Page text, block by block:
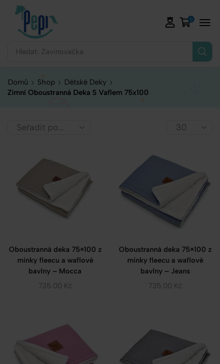
Hledat:
0
Domů Shop
Dětské Deky
Zimní Oboustranná Deka S Vaflem 75x100
Oboustranná deka 75×100 z
minky fleecu a waflové
bavlny – Mocca
735.00 Kč
Oboustranná deka 75×100 z
minky fleecu a waflové
bavlny – Jeans
735.00 Kč